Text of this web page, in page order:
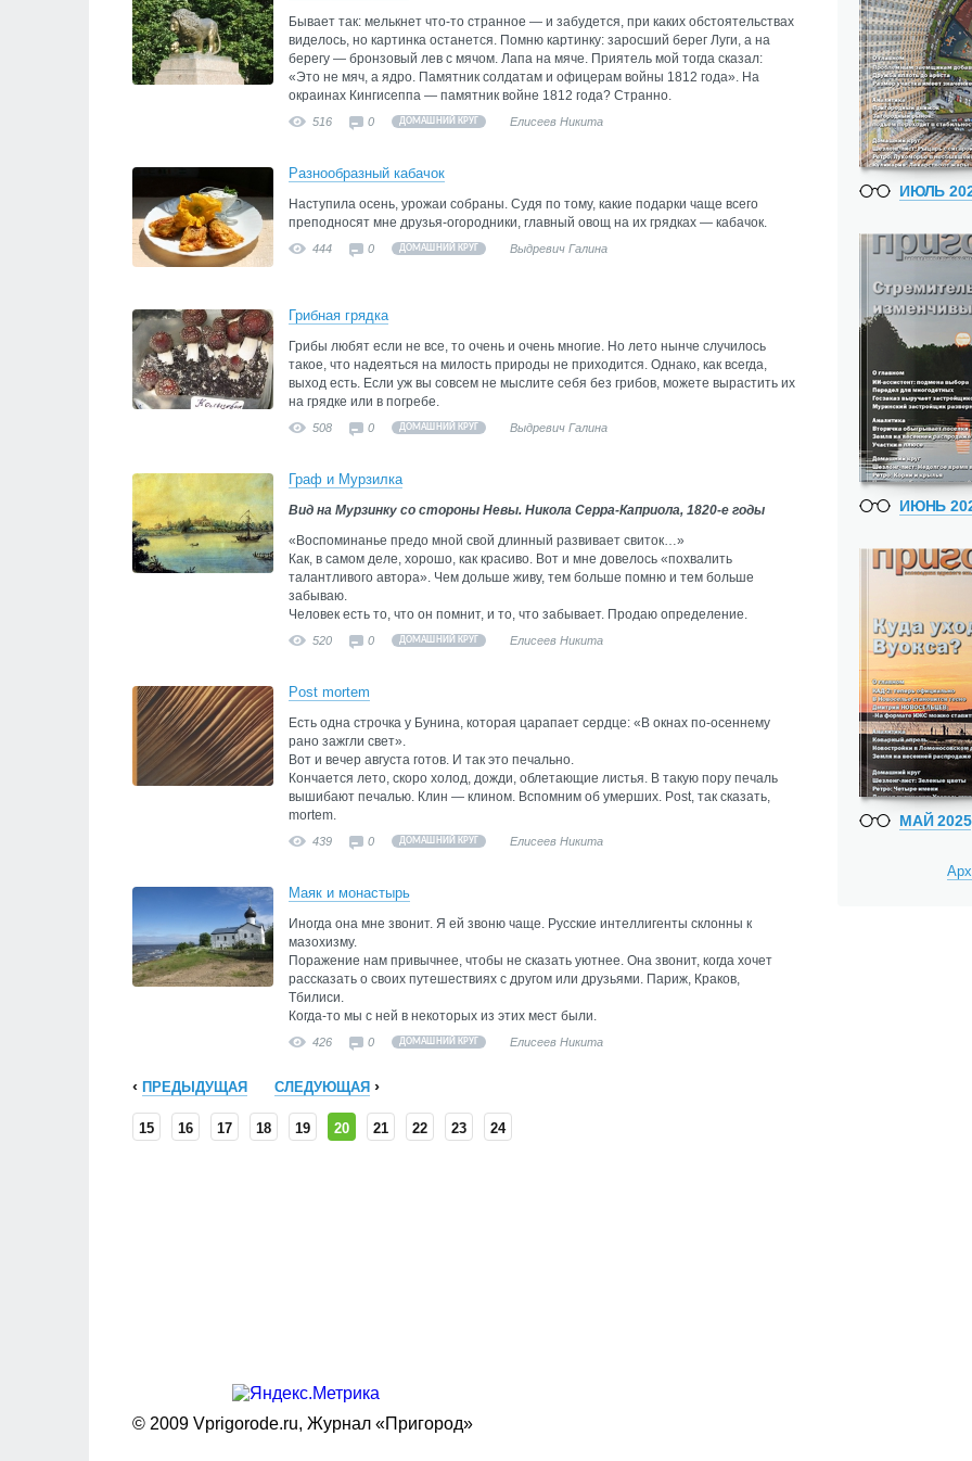
Бывает так: мелькнет что-то странное — и забудется, при каких обстоятельствах
виделось, но картинка останется. Помню картинку: заросший берег Луги, а на
берегу — бронзовый лев с мячом. Лапа на мяче. Приятель мой тогда сказал:
«Это не мяч, а ядро. Памятник солдатам и офицерам войны 1812 года». На
окраинах Кингисеппа — памятник войне 1812 года? Странно.
516 0 ДОМАШНИЙ КРУГ Елисеев Никита
Разнообразный кабачок
Наступила осень, урожаи собраны. Судя по тому, какие подарки чаще всего
преподносят мне друзья-огородники, главный овощ на их грядках — кабачок.
444 0 ДОМАШНИЙ КРУГ Выдревич Галина
Грибная грядка
Грибы любят если не все, то очень и очень многие. Но лето нынче случилось
такое, что надеяться на милость природы не приходится. Однако, как всегда,
выход есть. Если уж вы совсем не мыслите себя без грибов, можете вырастить их
на грядке или в погребе.
508 0 ДОМАШНИЙ КРУГ Выдревич Галина
Граф и Мурзилка
Вид на Мурзинку со стороны Невы. Никола Серра-Каприола, 1820-е годы
«Воспоминанье предо мной свой длинный развивает свиток…»
Как, в самом деле, хорошо, как красиво. Вот и мне довелось «похвалить
талантливого автора». Чем дольше живу, тем больше помню и тем больше
забываю.
Человек есть то, что он помнит, и то, что забывает. Продаю определение.
520 0 ДОМАШНИЙ КРУГ Елисеев Никита
Post mortem
Есть одна строчка у Бунина, которая царапает сердце: «В окнах по-осеннему
рано зажгли свет».
Вот и вечер августа готов. И так это печально.
Кончается лето, скоро холод, дожди, облетающие листья. В такую пору печаль
вышибают печалью. Клин — клином. Вспомним об умерших. Post, так сказать,
mortem.
439 0 ДОМАШНИЙ КРУГ Елисеев Никита
Маяк и монастырь
Иногда она мне звонит. Я ей звоню чаще. Русские интеллигенты склонны к
мазохизму.
Поражение нам привычнее, чтобы не сказать уютнее. Она звонит, когда хочет
рассказать о своих путешествиях с другом или друзьями. Париж, Краков,
Тбилиси.
Когда-то мы с ней в некоторых из этих мест были.
426 0 ДОМАШНИЙ КРУГ Елисеев Никита
ПРЕДЫДУЩАЯ СЛЕДУЮЩАЯ
15 16 17 18 19 20 21 22 23 24
ИЮЛЬ
ИЮНЬ
МАЙ 2025
© 2009 Vprigorode.ru, Журнал «Пригород»